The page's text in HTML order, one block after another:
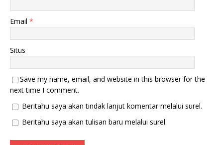
Email *
Situs
Save my name, email, and website in this browser for the
next time I comment.
Beritahu saya akan tindak lanjut komentar melalui surel.
Beritahu saya akan tulisan baru melalui surel.